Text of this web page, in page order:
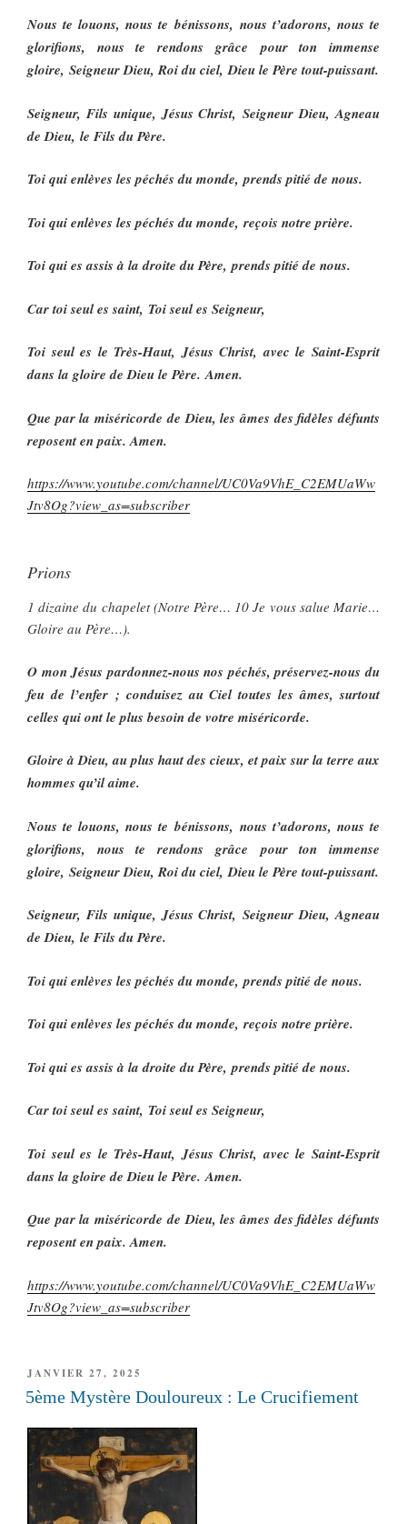
Nous te louons, nous te bénissons, nous t’adorons, nous te
glorifions, nous te rendons grâce pour ton immense
gloire, Seigneur Dieu, Roi du ciel, Dieu le Père tout-puissant.
Seigneur, Fils unique, Jésus Christ, Seigneur Dieu, Agneau
de Dieu, le Fils du Père.
Toi qui enlèves les péchés du monde, prends pitié de nous.
Toi qui enlèves les péchés du monde, reçois notre prière.
Toi qui es assis à la droite du Père, prends pitié de nous.
Car toi seul es saint, Toi seul es Seigneur,
Toi seul es le Très-Haut, Jésus Christ, avec le Saint-Esprit
dans la gloire de Dieu le Père. Amen.
Que par la miséricorde de Dieu, les âmes des fidèles défunts
reposent en paix. Amen.
https://www.youtube.com/channel/UC0Va9VhE_C2EMUaWw
Jtv8Og?view_as=subscriber
Prions
1 dizaine du chapelet (Notre Père… 10 Je vous salue Marie…
Gloire au Père…).
O mon Jésus pardonnez-nous nos péchés, préservez-nous du
feu de l’enfer ; conduisez au Ciel toutes les âmes, surtout
celles qui ont le plus besoin de votre miséricorde.
Gloire à Dieu, au plus haut des cieux, et paix sur la terre aux
hommes qu’il aime.
Nous te louons, nous te bénissons, nous t’adorons, nous te
glorifions, nous te rendons grâce pour ton immense
gloire, Seigneur Dieu, Roi du ciel, Dieu le Père tout-puissant.
Seigneur, Fils unique, Jésus Christ, Seigneur Dieu, Agneau
de Dieu, le Fils du Père.
Toi qui enlèves les péchés du monde, prends pitié de nous.
Toi qui enlèves les péchés du monde, reçois notre prière.
Toi qui es assis à la droite du Père, prends pitié de nous.
Car toi seul es saint, Toi seul es Seigneur,
Toi seul es le Très-Haut, Jésus Christ, avec le Saint-Esprit
dans la gloire de Dieu le Père. Amen.
Que par la miséricorde de Dieu, les âmes des fidèles défunts
reposent en paix. Amen.
https://www.youtube.com/channel/UC0Va9VhE_C2EMUaWw
Jtv8Og?view_as=subscriber
PUBLIÉ
LE
JANVIER 27, 2025
5ème Mystère Douloureux : Le Crucifiement